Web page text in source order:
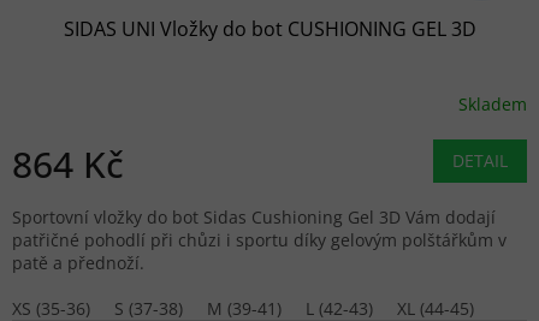
SIDAS UNI Vložky do bot CUSHIONING GEL 3D
Skladem
864 Kč DETAIL
Sportovní vložky do bot Sidas Cushioning Gel 3D Vám dodají
patřičné pohodlí při chůzi i sportu díky gelovým polštářkům v
patě a přednoží.
XS (35-36)
S (37-38) M (39-41) L (42-43) XL (44-45)